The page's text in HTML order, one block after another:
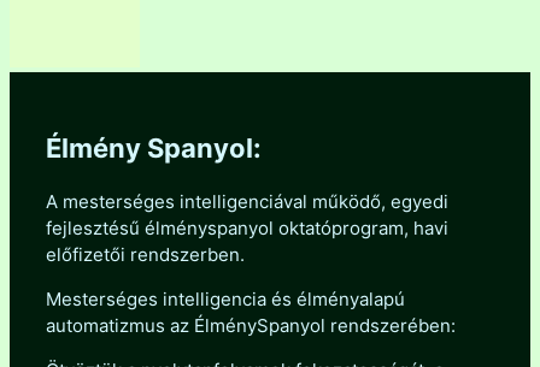
Élmény Spanyol:
A mesterséges intelligenciával működő, egyedi
fejlesztésű élményspanyol oktatóprogram, havi
előfizetői rendszerben.
Mesterséges intelligencia és élményalapú
automatizmus az ÉlménySpanyol rendszerében: